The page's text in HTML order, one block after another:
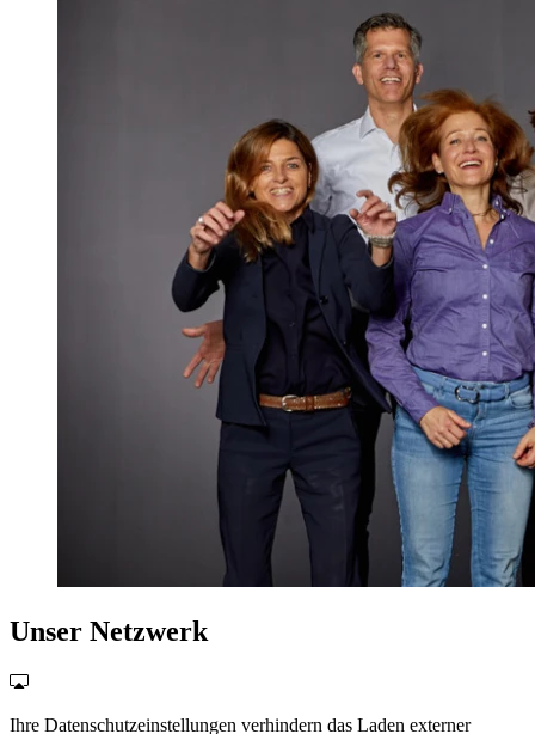
Unser Netzwerk
Ihre Datenschutzeinstellungen verhindern das Laden externer